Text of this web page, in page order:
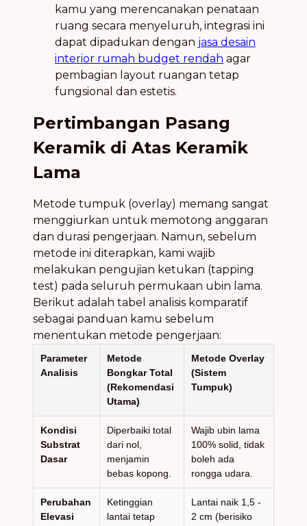
kamu yang merencanakan penataan
ruang secara menyeluruh, integrasi ini
dapat dipadukan dengan jasa desain
interior rumah budget rendah agar
pembagian layout ruangan tetap
fungsional dan estetis.
Pertimbangan Pasang
Keramik di Atas Keramik
Lama
Metode tumpuk (overlay) memang sangat
menggiurkan untuk memotong anggaran
dan durasi pengerjaan. Namun, sebelum
metode ini diterapkan, kami wajib
melakukan pengujian ketukan (tapping
test) pada seluruh permukaan ubin lama.
Berikut adalah tabel analisis komparatif
sebagai panduan kamu sebelum
menentukan metode pengerjaan:
Parameter
Analisis
Metode
Bongkar Total
(Rekomendasi
Utama)
Metode Overlay
(Sistem
Tumpuk)
Kondisi
Substrat
Dasar
Diperbaiki total
dari nol,
menjamin
bebas kopong.
Wajib ubin lama
100% solid, tidak
boleh ada
rongga udara.
Perubahan
Elevasi
Ketinggian
lantai tetap
Lantai naik 1,5 -
2 cm (berisiko